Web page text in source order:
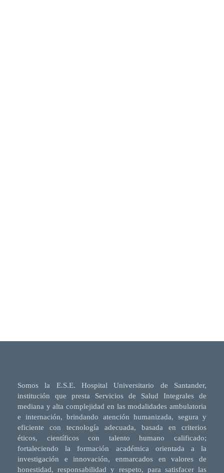
Somos la E.S.E. Hospital Universitario de Santander,
institución que presta Servicios de Salud Integrales de
mediana y alta complejidad en las modalidades ambulatoria
e internación, brindando atención humanizada, segura y
eficiente con tecnología adecuada, basada en criterios
éticos, científicos con talento humano calificado;
fortaleciendo la formación académica orientada a la
investigación e innovación, enmarcados en valores de
honestidad, responsabilidad y respeto, para satisfacer las